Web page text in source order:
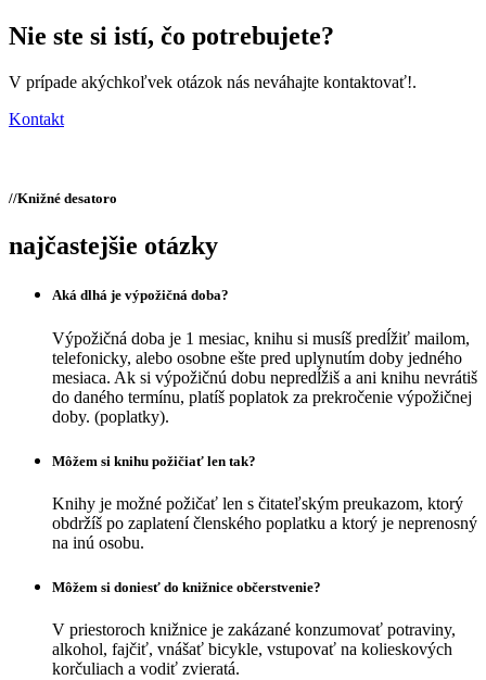
Nie ste si istí, čo potrebujete?
V prípade akýchkoľvek otázok nás neváhajte kontaktovať!.
Kontakt
//Knižné desatoro
najčastejšie otázky
Aká dlhá je výpožičná doba?
Výpožičná doba je 1 mesiac, knihu si musíš predĺžiť mailom,
telefonicky, alebo osobne ešte pred uplynutím doby jedného
mesiaca. Ak si výpožičnú dobu nepredĺžiš a ani knihu nevrátiš
do daného termínu, platíš poplatok za prekročenie výpožičnej
doby. (poplatky).
Môžem si knihu požičiať len tak?
Knihy je možné požičať len s čitateľským preukazom, ktorý
obdržíš po zaplatení členského poplatku a ktorý je neprenosný
na inú osobu.
Môžem si doniesť do knižnice občerstvenie?
V priestoroch knižnice je zakázané konzumovať potraviny,
alkohol, fajčiť, vnášať bicykle, vstupovať na kolieskových
korčuliach a vodiť zvieratá.